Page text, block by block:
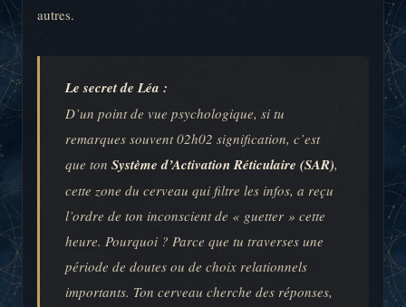
autres.
Le secret de Léa :
D’un point de vue psychologique, si tu
remarques souvent 02h02 signification, c’est
que ton Système d’Activation Réticulaire (SAR),
cette zone du cerveau qui filtre les infos, a reçu
l’ordre de ton inconscient de « guetter » cette
heure. Pourquoi ? Parce que tu traverses une
période de doutes ou de choix relationnels
importants. Ton cerveau cherche des réponses,